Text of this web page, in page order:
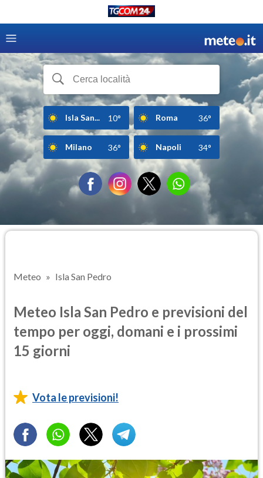
Isla San... 10° Roma 36°
Milano 36° Napoli 34°
Meteo Isla San Pedro
Meteo Isla San Pedro e previsioni del
tempo per oggi, domani e i prossimi
15 giorni
Vota le previsioni!